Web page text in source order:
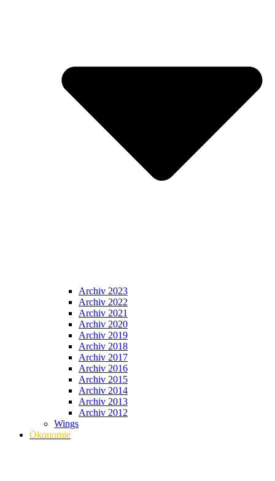
Archiv 2023
Archiv 2022
Archiv 2021
Archiv 2020
Archiv 2019
Archiv 2018
Archiv 2017
Archiv 2016
Archiv 2015
Archiv 2014
Archiv 2013
Archiv 2012
Wings
Ökonomie